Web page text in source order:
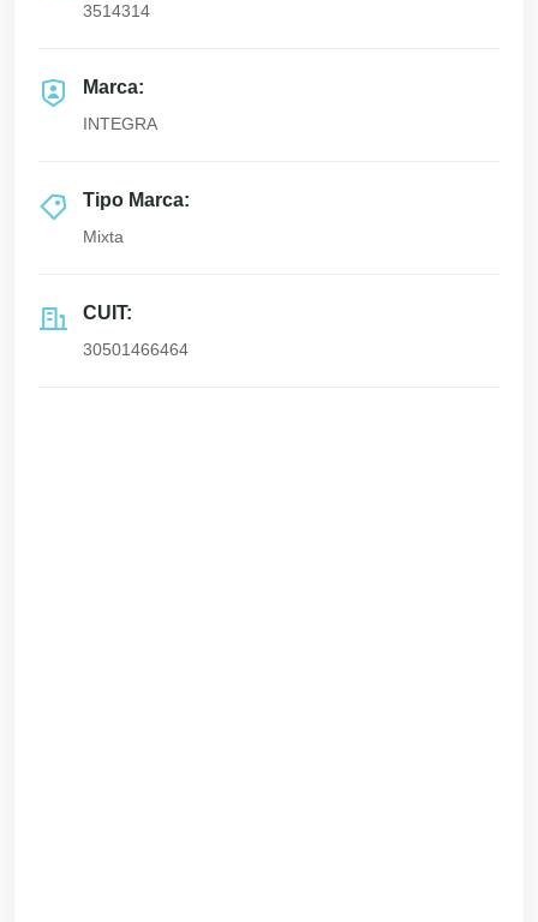
3514314
Marca:
INTEGRA
Tipo Marca:
Mixta
CUIT:
30501466464